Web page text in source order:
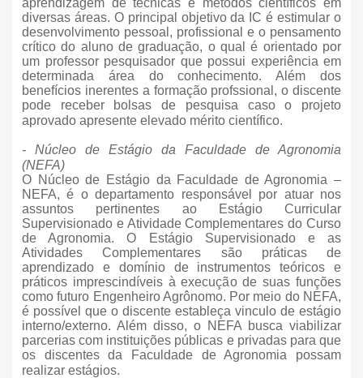
diversas áreas. O principal objetivo da IC é estimular o
desenvolvimento pessoal, profissional e o pensamento
crítico do aluno de graduação, o qual é orientado por
um professor pesquisador que possui experiência em
determinada área do conhecimento. Além dos
benefícios inerentes a formação profssional, o discente
pode receber bolsas de pesquisa caso o projeto
aprovado apresente elevado mérito científico.
- Núcleo de Estágio da Faculdade de Agronomia
(NEFA)
O Núcleo de Estágio da Faculdade de Agronomia –
NEFA, é o departamento responsável por atuar nos
assuntos pertinentes ao Estágio Curricular
Supervisionado e Atividade Complementares do Curso
de Agronomia. O Estágio Supervisionado e as
Atividades Complementares são práticas de
aprendizado e domínio de instrumentos teóricos e
práticos imprescindíveis à execução de suas funções
como futuro Engenheiro Agrônomo. Por meio do NEFA,
é possível que o discente estableça vinculo de estágio
interno/externo. Além disso, o NEFA busca viabilizar
parcerias com instituições públicas e privadas para que
os discentes da Faculdade de Agronomia possam
realizar estágios.